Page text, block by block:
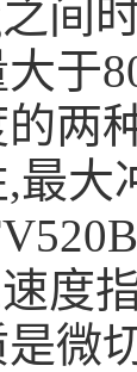
间
于
两
最大
度
微